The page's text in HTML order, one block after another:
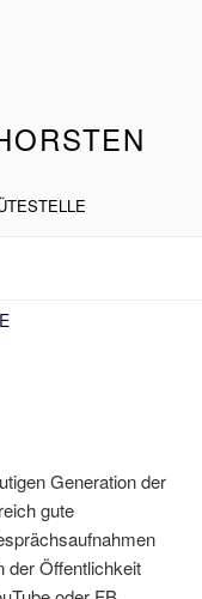
Generation der
gute
der Öffentlichkeit